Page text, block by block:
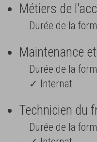
Métiers de
Durée de la
Maintenance
Durée de la
✓ Internat
Technicien du
Durée de la